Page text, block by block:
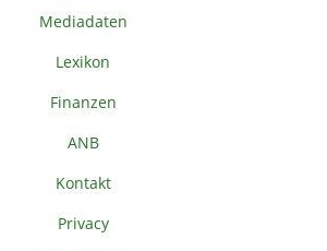
Mediadaten
Lexikon
Finanzen
ANB
Kontakt
Privacy